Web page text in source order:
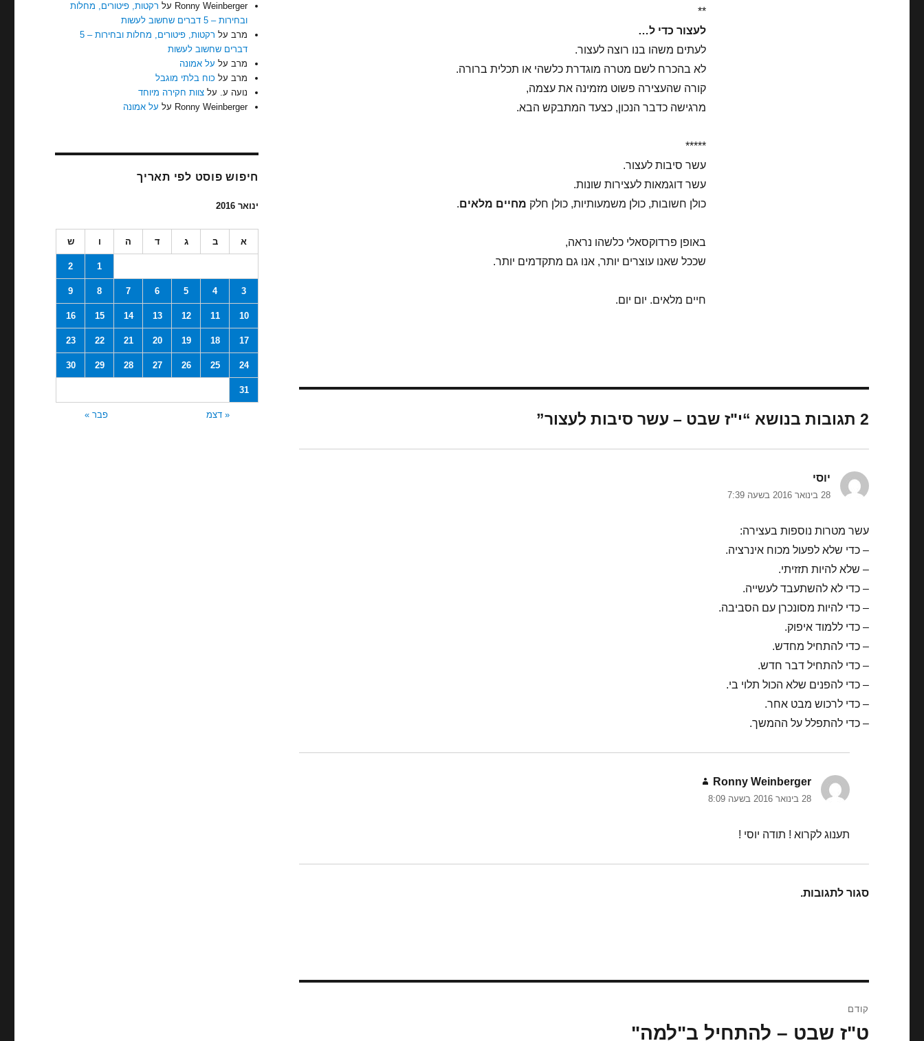
**
לעצור כדי ל…
לעתים משהו בנו רוצה לעצור.
לא בהכרח לשם מטרה מוגדרת כלשהי או תכלית ברורה.
קורה שהעצירה פשוט מזמינה את עצמה,
מרגישה כדבר הנכון, כצעד המתבקש הבא.
*****
עשר סיבות לעצור.
עשר דוגמאות לעצירות שונות.
כולן חשובות, כולן משמעותיות, כולן חלק מחיים מלאים.
באופן פרדוקסאלי כלשהו נראה,
שככל שאנו עוצרים יותר, אנו גם מתקדמים יותר.
חיים מלאים. יום יום.
2 תגובות בנושא “י"ז שבט – עשר סיבות לעצור”
יוסי
28 בינואר 2016 בשעה 7:39
עשר מטרות נוספות בעצירה:
– כדי שלא לפעול מכוח אינרציה.
– שלא להיות תזזיתי.
– כדי לא להשתעבד לעשייה.
– כדי להיות מסונכרן עם הסביבה.
– כדי ללמוד איפוק.
– כדי להתחיל מחדש.
– כדי להתחיל דבר חדש.
– כדי להפנים שלא הכול תלוי בי.
– כדי לרכוש מבט אחר.
– כדי להתפלל על ההמשך.
Ronny Weinberger
28 בינואר 2016 בשעה 8:09
תענוג לקרוא ! תודה יוסי !
סגור לתגובות.
קודם
הפוסט
ט"ז שבט – להתחיל ב"למה"
Ronny Weinberger על רקטות, פיטורים, מחלות
ובחירות – 5 דברים שחשוב לעשות
מרב על
רקטות, פיטורים, מחלות ובחירות – 5
דברים שחשוב לעשות
מרב על על אמונה
מרב על כוח בלתי מוגבל
נועה ע. עלצוות חקירה מיוחד
Ronny Weinberger על על אמונה
חיפוש פוסט לפי תאריך
ינואר 2016
א ב ג ד ה ו ש
1
2
3
4
5
6
7
8
9
10
11
12
13
14
15
16
17
18
19
20
21
22
23
24
25
26
27
28
29
30
31
« דצמ פבר »